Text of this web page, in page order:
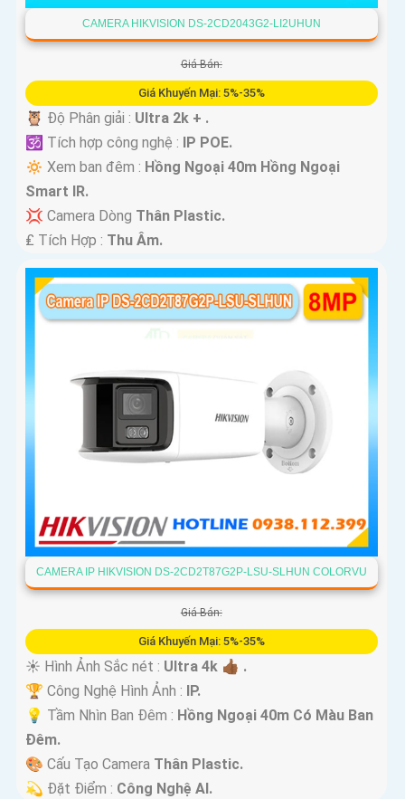
CAMERA HIKVISION DS-2CD2043G2-LI2UHUN
Giá Bán:
Giá Khuyến Mại: 5%-35%
🦉 Độ Phân giải : Ultra 2k + .
🕉️ Tích hợp công nghệ : IP POE.
🔅 Xem ban đêm : Hồng Ngoại 40m Hồng Ngoại
Smart IR.
💢 Camera Dòng Thân Plastic.
️₤ Tích Hợp : Thu Âm.
CAMERA IP HIKVISION DS-2CD2T87G2P-LSU-SLHUN COLORVU
Giá Bán:
Giá Khuyến Mại: 5%-35%
☀️ Hình Ảnh Sắc nét : Ultra 4k 👍🏾 .
🏆 Công Nghệ Hình Ảnh : IP.
💡 Tầm Nhìn Ban Đêm : Hồng Ngoại 40m Có Màu Ban
Ðêm.
🎨 Cấu Tạo Camera Thân Plastic.
️💫 Đặt Điểm : Công Nghệ AI.